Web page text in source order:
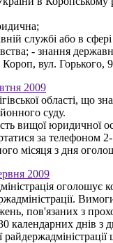
службі або в
- знання
вул. Горького,
2009
області, що
суду.
вищої юридичної
за телефоном
місяця з дня
2009
оголошує
пов'язаних з
календарних днів з